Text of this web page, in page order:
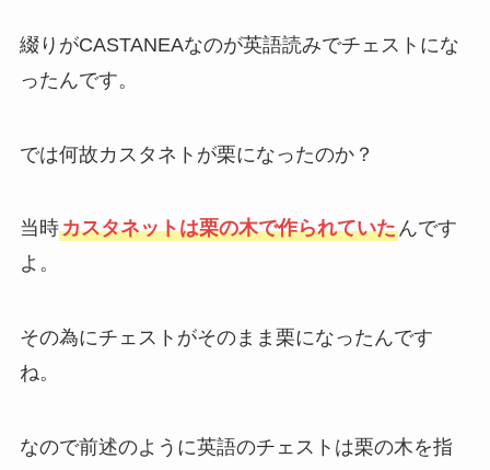
綴りがCASTANEAなのが英語読みでチェストにな
ったんです。
では何故カスタネトが栗になったのか？
当時カスタネットは栗の木で作られていたんです
よ。
その為にチェストがそのまま栗になったんです
ね。
なので前述のように英語のチェストは栗の木を指